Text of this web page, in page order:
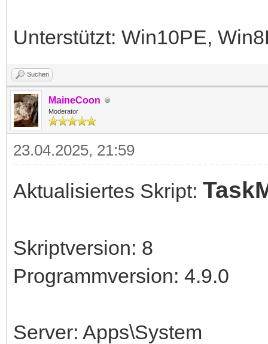
Unterstützt: Win10PE,
Suchen
MaineCoon
Moderator
23.04.2025, 21:59
Aktualisiertes Skript:
Skriptversion: 8
Programmversion: 4.9.0
Server: Apps\System